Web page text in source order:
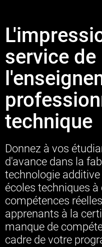
service de
technique
Donnez à vos
d'avance dans la
technologie
écoles techniques à
compétences
apprenants à la
manque de
cadre de votre